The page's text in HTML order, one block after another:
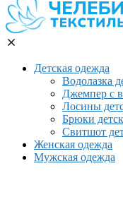
Детская одежда
Водолазка
Джемпер с
Лосины
Брюки
Свитшот
Женская одежда
Мужская одежда